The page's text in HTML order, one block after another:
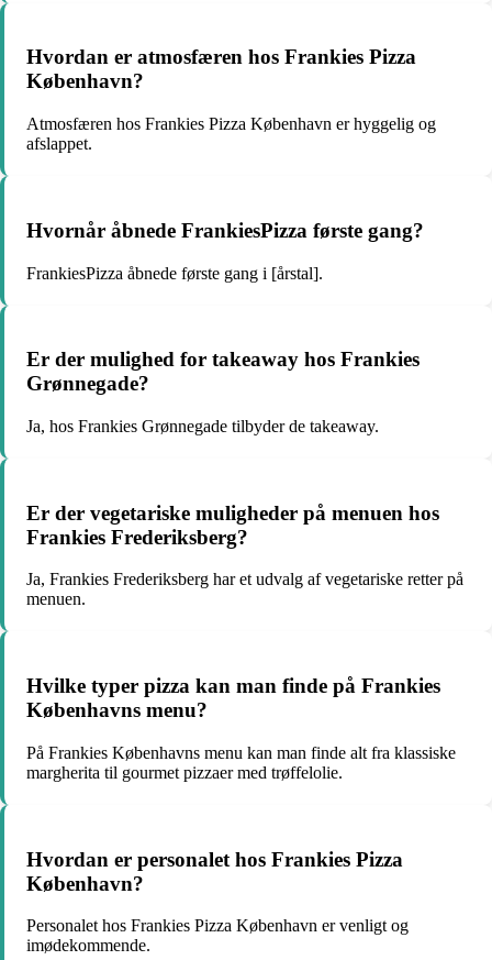
Hvordan er atmosfæren hos Frankies Pizza
København?
Atmosfæren hos Frankies Pizza København er hyggelig og
afslappet.
Hvornår åbnede FrankiesPizza første gang?
FrankiesPizza åbnede første gang i [årstal].
Er der mulighed for takeaway hos Frankies
Grønnegade?
Ja, hos Frankies Grønnegade tilbyder de takeaway.
Er der vegetariske muligheder på menuen hos
Frankies Frederiksberg?
Ja, Frankies Frederiksberg har et udvalg af vegetariske retter på
menuen.
Hvilke typer pizza kan man finde på Frankies
Københavns menu?
På Frankies Københavns menu kan man finde alt fra klassiske
margherita til gourmet pizzaer med trøffelolie.
Hvordan er personalet hos Frankies Pizza
København?
Personalet hos Frankies Pizza København er venligt og
imødekommende.